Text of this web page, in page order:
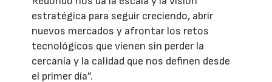
estratégica para seguir creciendo, abrir
nuevos mercados y afrontar los retos
tecnológicos que vienen sin perder la
cercanía y la calidad que nos definen desde
el primer día”.